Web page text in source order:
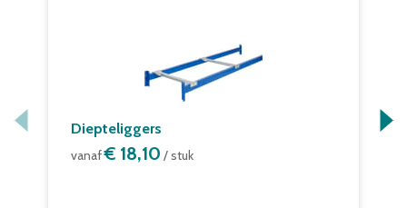
Diepteliggers
vanaf€ 18,10 / stuk